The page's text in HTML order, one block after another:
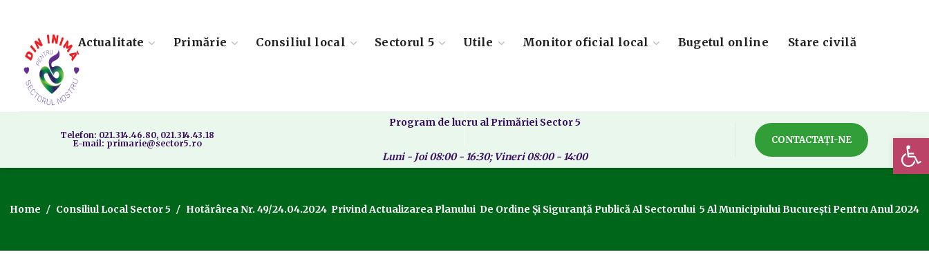
Actualitate Primărie Consiliul local Sectorul 5 Utile Monitor oficial local Bugetul online Stare civilă
Telefon: 021.314.46.80, 021.314.43.18
E-mail: primarie@sector5.ro
Program de lucru al Primăriei Sector 5
Luni - Joi 08:00 - 16:30; Vineri 08:00 - 14:00
CONTACTAȚI-NE
Home Consiliul Local Sector 5 Hotărârea Nr. 49/24.04.2024 Privind Actualizarea Planului De Ordine Și Siguranță Publică Al Sectorului 5 Al Municipiului București Pentru Anul 2024